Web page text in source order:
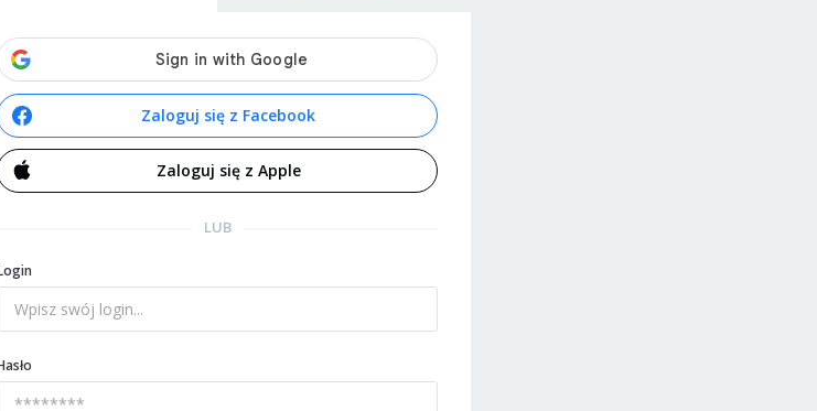
Zaloguj się z Facebook
Zaloguj się z Apple
LUB